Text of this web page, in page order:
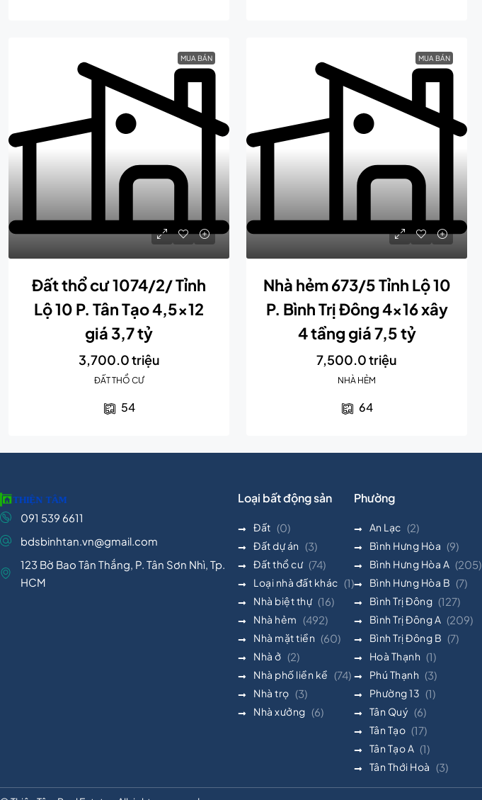
MUA BÁN
Đất thổ cư 1074/2/ Tỉnh
Lộ 10 P. Tân Tạo 4,5×12
giá 3,7 tỷ
3,700.0 triệu
ĐẤT THỔ CƯ
54
MUA BÁN
Nhà hẻm 673/5 Tỉnh Lộ 10
P. Bình Trị Đông 4×16 xây
4 tầng giá 7,5 tỷ
7,500.0 triệu
NHÀ HẺM
64
091 539 6611
bdsbinhtan.vn@gmail.com
123 Bờ Bao Tân Thắng, P. Tân Sơn Nhì, Tp.
HCM
Loại bất động sản
Đất (0)
Đất dự án (3)
Đất thổ cư (74)
Loại nhà đất khác (1)
Nhà biệt thự (16)
Nhà hẻm (492)
Nhà mặt tiền (60)
Nhà ở (2)
Nhà phố liền kề (74)
Nhà trọ (3)
Nhà xưởng (6)
Phường
An Lạc (2)
Bình Hưng Hòa (9)
Bình Hưng Hòa A (205)
Bình Hưng Hòa B (7)
Bình Trị Đông (127)
Bình Trị Đông A (209)
Bình Trị Đông B (7)
Hoà Thạnh (1)
Phú Thạnh (3)
Phường 13 (1)
Tân Quý (6)
Tân Tạo (17)
Tân Tạo A (1)
Tân Thới Hoà (3)